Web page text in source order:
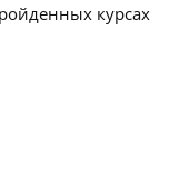
курсах